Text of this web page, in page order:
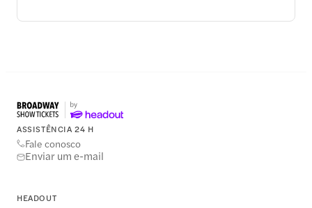
ASSISTÊNCIA 24 H
Fale conosco
Enviar um e-mail
HEADOUT